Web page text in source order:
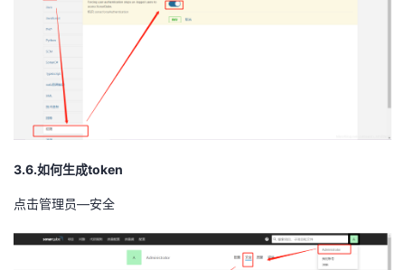
3.6.如何生成token
点击管理员—安全